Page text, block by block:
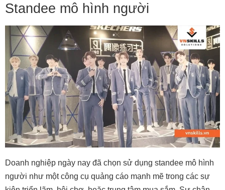
Standee mô hình người
Doanh nghiệp ngày nay đã chọn sử dụng standee mô hình
người như một công cụ quảng cáo mạnh mẽ trong các sự